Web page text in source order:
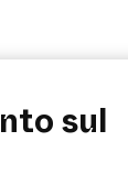
sul